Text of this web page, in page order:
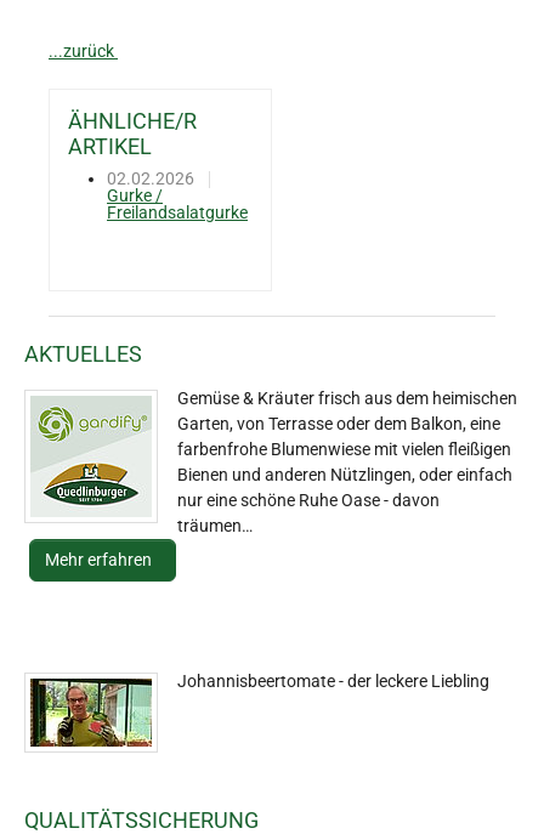
...zurück
ÄHNLICHE/R
ARTIKEL
02.02.2026
Gurke /
Freilandsalatgurke
AKTUELLES
Gemüse & Kräuter frisch aus dem heimischen
Garten, von Terrasse oder dem Balkon, eine
farbenfrohe Blumenwiese mit vielen fleißigen
Bienen und anderen Nützlingen, oder einfach
nur eine schöne Ruhe Oase - davon
träumen…
Mehr erfahren
Johannisbeertomate - der leckere Liebling
QUALITÄTSSICHERUNG